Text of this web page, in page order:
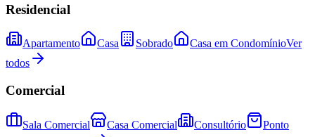
Residencial
Apartamento Casa Sobrado Casa em CondomínioVer
todos
Comercial
Sala Comercial Casa Comercial Consultório
Ponto